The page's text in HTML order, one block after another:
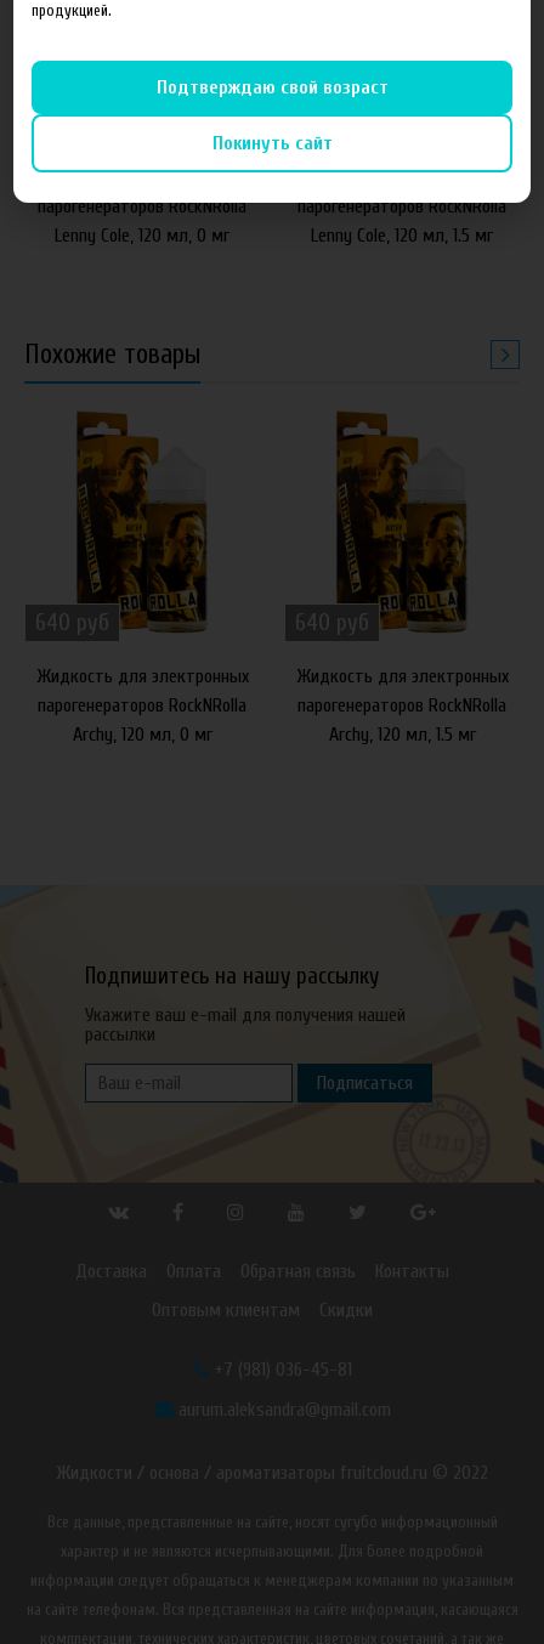
640 руб
Жидкость для электронных
парогенераторов RockNRolla
Lenny Cole, 120 мл, 0 мг
640 руб
Жидкость для электронных
парогенераторов RockNRolla
Lenny Cole, 120 мл, 1.5 мг
Похожие товары
640 руб
Жидкость для электронных
парогенераторов RockNRolla
Archy, 120 мл, 0 мг
640 руб
Жидкость для электронных
парогенераторов RockNRolla
Archy, 120 мл, 1.5 мг
Подпишитесь на нашу рассылку
Укажите ваш e-mail для получения нашей
рассылки
Подписаться
Доставка Оплата Обратная связь
Контакты
Оптовым клиентам
Скидки
+7 (981) 036-45-81
aurum.aleksandra@gmail.com
Жидкости / основа / ароматизаторы fruitcloud.ru © 2022
Все данные, представленные на сайте, носят сугубо информационный
характер и не являются исчерпывающими. Для более подробной
информации следует обращаться к менеджерам компании по указанным
на сайте телефонам. Вся представленная на сайте информация, касающаяся
комплектации, технических характеристик, цветовых сочетаний, а так же
продукцией.
Подтверждаю свой возраст
Покинуть сайт